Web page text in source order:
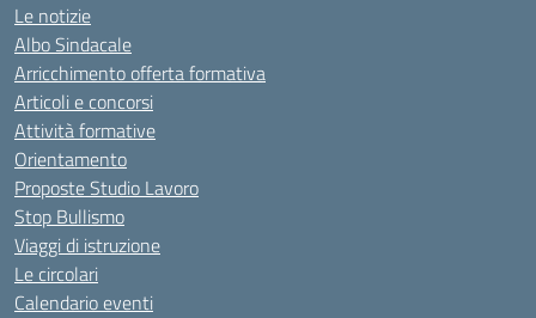
Le notizie
Albo Sindacale
Arricchimento offerta formativa
Articoli e concorsi
Attività formative
Orientamento
Proposte Studio Lavoro
Stop Bullismo
Viaggi di istruzione
Le circolari
Calendario eventi